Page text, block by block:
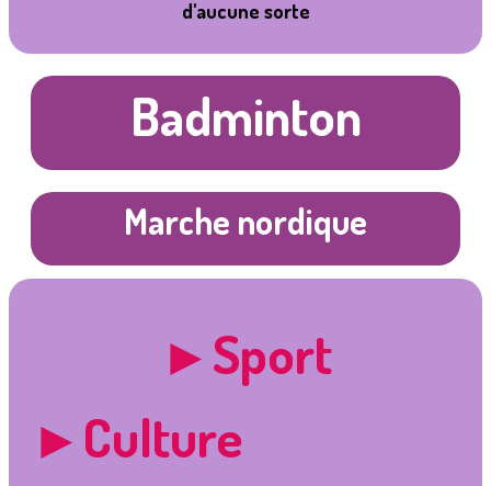
d'aucune sorte
Badminton
Marche nordique
►Sport
►Culture